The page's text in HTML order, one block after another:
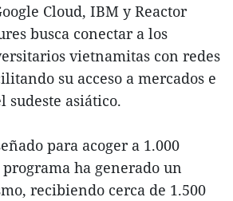
Cloud, IBM y Reactor
busca conectar a los
vietnamitas con redes
su acceso a mercados e
sudeste asiático.
para acoger a 1.000
ha generado un
recibiendo cerca de 1.500